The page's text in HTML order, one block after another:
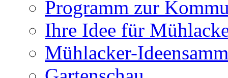
Programm zur
Ihre Idee für
Mühlacker-